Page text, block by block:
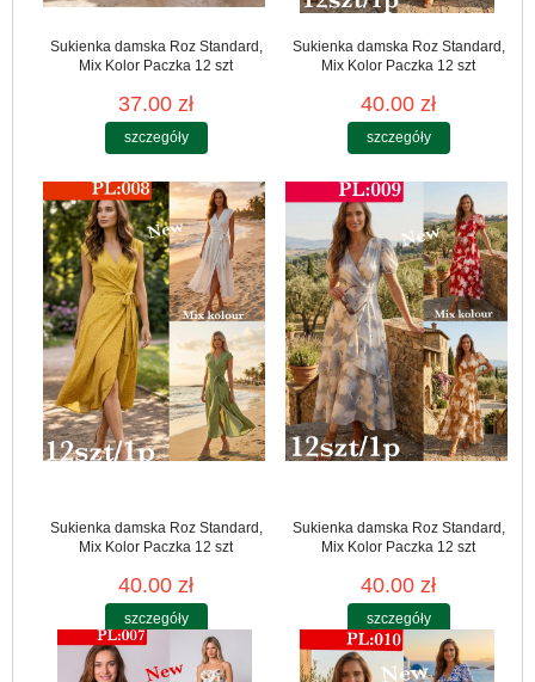
Sukienka damska Roz Standard,
Mix Kolor Paczka 12 szt
37.00 zł
szczegóły
Sukienka damska Roz Standard,
Mix Kolor Paczka 12 szt
40.00 zł
szczegóły
Sukienka damska Roz Standard,
Mix Kolor Paczka 12 szt
40.00 zł
szczegóły
Sukienka damska Roz Standard,
Mix Kolor Paczka 12 szt
40.00 zł
szczegóły